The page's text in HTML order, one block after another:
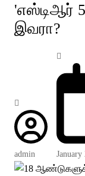
'எஸ்டிஆர்
இவரா?
admin January